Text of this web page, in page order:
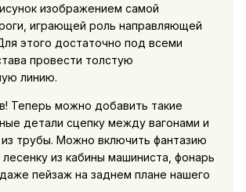
изображением самой
играющей роль направляющей
этого достаточно под всеми
провести толстую
линию.
Теперь можно добавить такие
детали сцепку между вагонами и
трубы. Можно включить фантазию
лесенку из кабины машиниста, фонарь
пейзаж на заднем плане нашего